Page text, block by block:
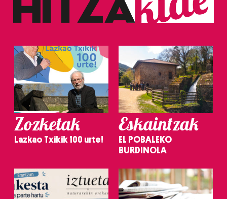
Zozketak
Lazkao Txikik 100 urte!
Eskaintzak
EL POBALEKO
BURDINOLA